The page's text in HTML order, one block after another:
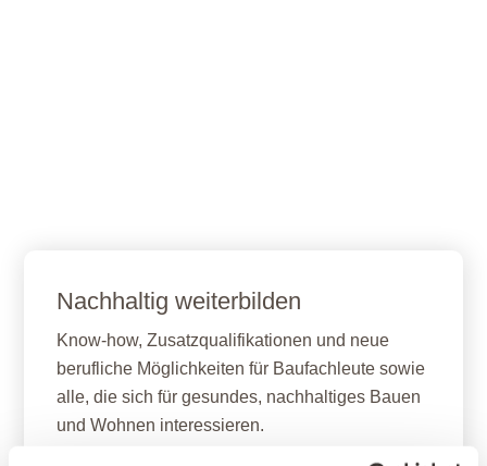
Nachhaltig weiterbilden
Know-how, Zusatzqualifikationen und neue
berufliche Möglichkeiten für Baufachleute sowie
alle, die sich für gesundes, nachhaltiges Bauen
und Wohnen interessieren.